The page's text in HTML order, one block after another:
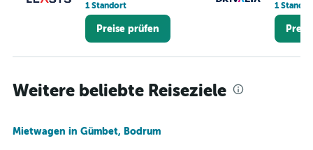
1 Standort
Preise prüfen
1
Weitere beliebte Reiseziele
Mietwagen in Gümbet, Bodrum